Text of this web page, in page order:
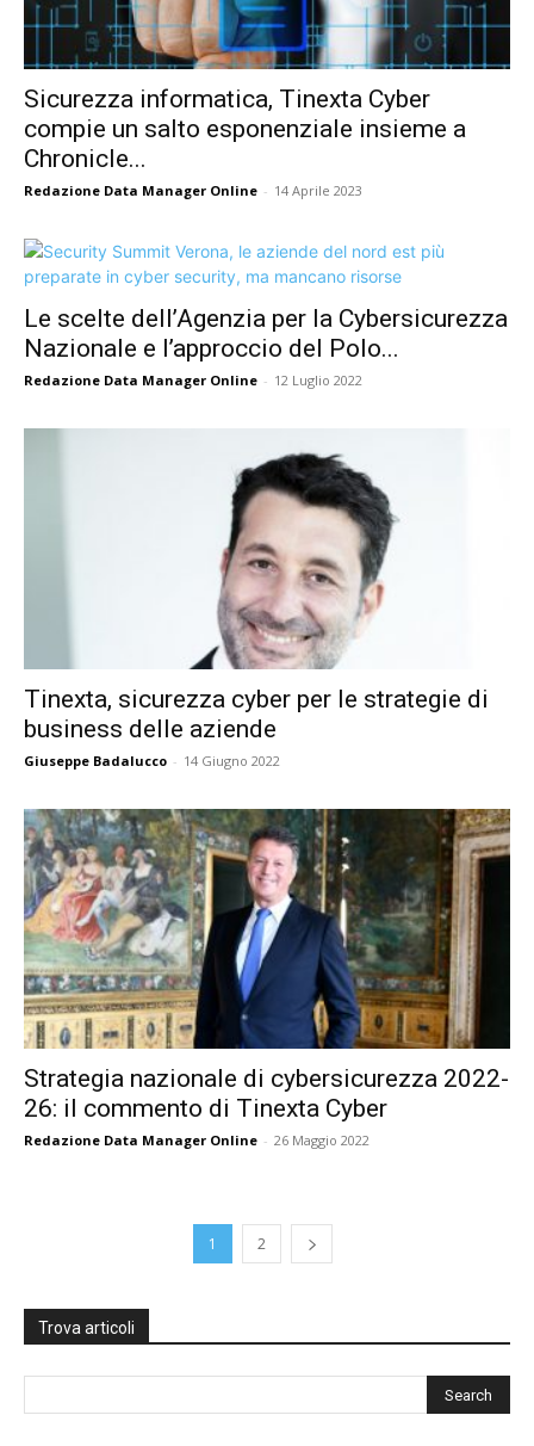
Sicurezza informatica, Tinexta Cyber
compie un salto esponenziale insieme a
Chronicle...
Redazione Data Manager Online - 14 Aprile 2023
Le scelte dell’Agenzia per la Cybersicurezza
Nazionale e l’approccio del Polo...
Redazione Data Manager Online - 12 Luglio 2022
Tinexta, sicurezza cyber per le strategie di
business delle aziende
Giuseppe Badalucco - 14 Giugno 2022
Strategia nazionale di cybersicurezza 2022-
26: il commento di Tinexta Cyber
Redazione Data Manager Online - 26 Maggio 2022
1 2
Trova articoli